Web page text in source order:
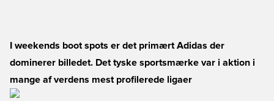
I weekends boot spots er det primært Adidas der
dominerer billedet. Det tyske sportsmærke var i aktion i
mange af verdens mest profilerede ligaer